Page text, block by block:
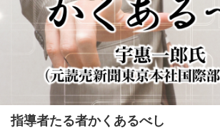
指導者たる者かくあるべし